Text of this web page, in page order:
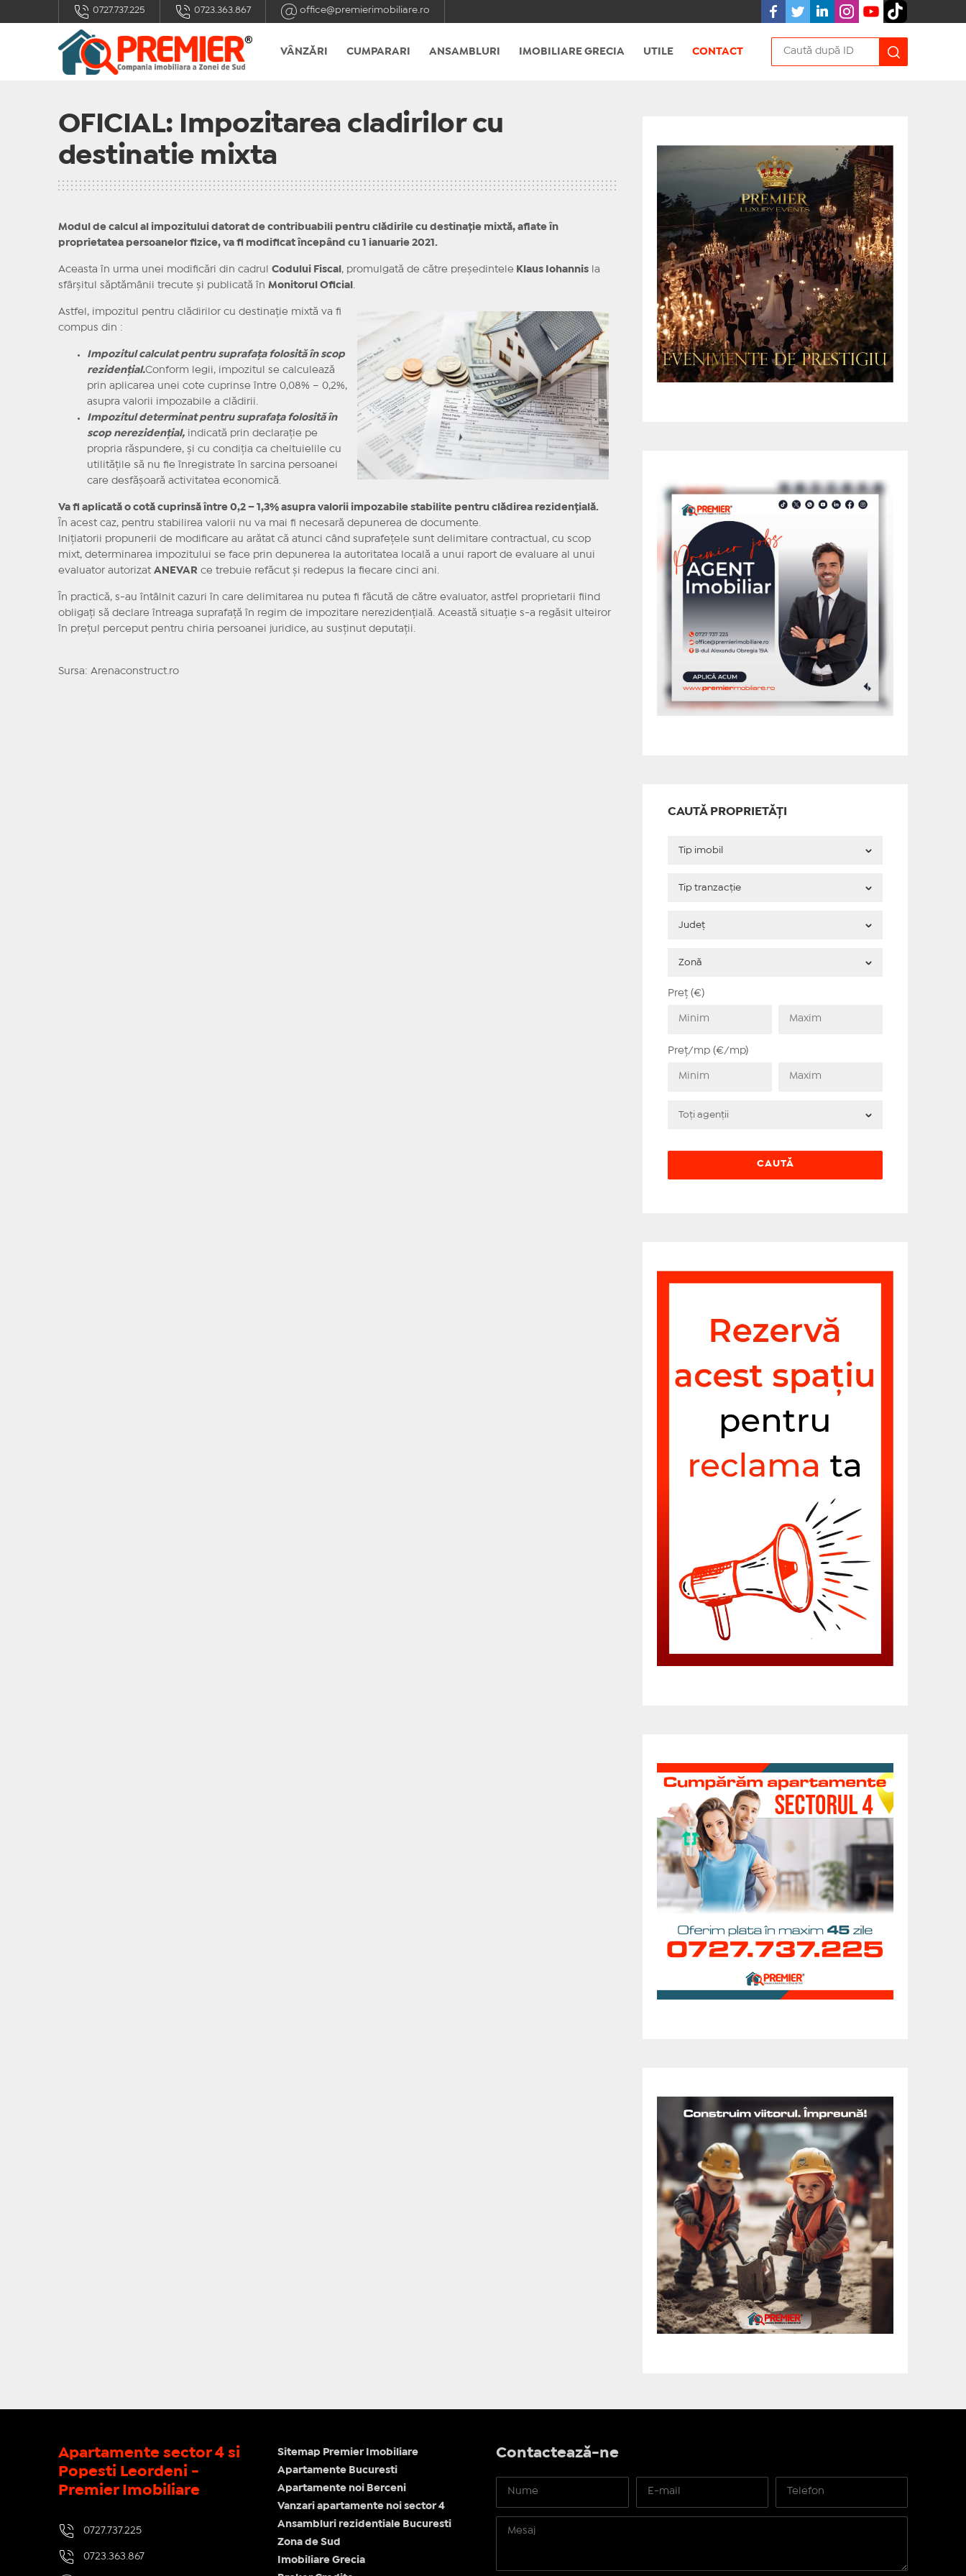
0727.737.225 0723.363.867 office@premierimobiliare.ro
VÂNZĂRI CUMPARARI ANSAMBLURI IMOBILIARE GRECIA UTILE CONTACT
OFICIAL: Impozitarea cladirilor cu
destinatie mixta
Modul de calcul al impozitului datorat de contribuabili pentru clădirile cu destinație mixtă, aflate în
proprietatea persoanelor fizice, va fi modificat începând cu 1 ianuarie 2021.
Aceasta în urma unei modificări din cadrul Codului Fiscal , promulgată de către președintele Klaus Iohannisla
sfârșitul săptămânii trecute și publicată în Monitorul Oficial
Astfel, impozitul pentru clădirilor cu destinație mixtă va fi
compus din :
Impozitul calculat pentru suprafața folosită în scop
rezidențial.Conform legii, impozitul se calculează
prin aplicarea unei cote cuprinse între 0,08% – 0,2%,
asupra valorii impozabile a clădirii.
Impozitul determinat pentru suprafața folosită în
scop nerezidențial,indicată prin declarație pe
propria răspundere, și cu condiția ca cheltuielile cu
utilitățile să nu fie înregistrate în sarcina persoanei
care desfășoară activitatea economică.
Va fi aplicată o cotă cuprinsă între 0,2 – 1,3% asupra valorii impozabile stabilite pentru clădirea rezidențială.
În acest caz, pentru stabilirea valorii nu va mai fi necesară depunerea de documente.
Inițiatorii propunerii de modificare au arătat că atunci când suprafețele sunt delimitare contractual, cu scop
mixt, determinarea impozitului se face prin depunerea la autoritatea locală a unui raport de evaluare al unui
evaluator autorizat ANEVAR ce trebuie refăcut și redepus la fiecare cinci ani.
În practică, s-au întâlnit cazuri în care delimitarea nu putea fi făcută de către evaluator, astfel proprietarii fiind
obligați să declare întreaga suprafață în regim de impozitare nerezidențială. Această situație s-a regăsit ulteiror
în prețul perceput pentru chiria persoanei juridice, au susținut deputații.
Sursa: Arenaconstruct.ro
CAUTĂ PROPRIETĂȚI
Preț (€)
Preț/mp (€/mp)
Apartamente sector 4 si
Popesti Leordeni -
Premier Imobiliare
0727.737.225
0723.363.867
Sitemap Premier Imobiliare
Apartamente Bucuresti
Apartamente noi Berceni
Vanzari apartamente noi sector 4
Ansambluri rezidentiale Bucuresti
Zona de Sud
Imobiliare Grecia
Contactează-ne